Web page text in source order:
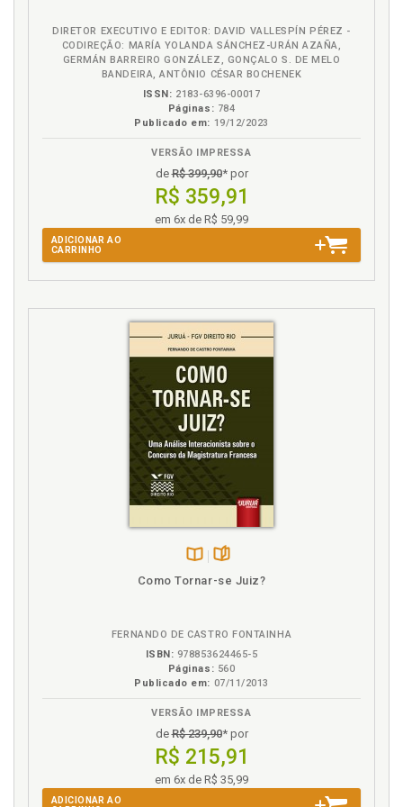
Direito da civil law: necessidade de estabelecimento
de premissas teóricas essenciais ao enfrentamento
da matéria no direito continental, p. 99
Direito da common law, p. 70
Dogmática. Perfil dogmático da colaboração
premiada, p. 19
Elementos corroborativos devem ser graves,
precisos e concordantes para corroborar as
declarações do corréu colaborador?, p. 152
Elementos corroborativos devem vincular
acessório?, p. 140
Espanha. Direito da civil law, p. 120
Estados Unidos. Direito da common law, p. 92
Evolução legislativa. Origem histórica da
colaboração premiada e evolução legislativa do
instituto no direito brasileiro, p. 20
França. Direito da civil law, p. 114
Histórico. Origem histórica da colaboração premiada
e evolução legislativa do instituto no direito
Inglaterra. Direito da common law, p. 70
Itália. Direito da civil law, p. 105
Juízo de corroboração como categoria vinculada ao
DIRETOR EXECUTIVO E EDITOR: DAVID VALLESPÍN PÉREZ -
CODIREÇÃO: MARÍA YOLANDA SÁNCHEZ-URÁN AZAÑA,
GERMÁN BARREIRO GONZÁLEZ, GONÇALO S. DE MELO
BANDEIRA, ANTÔNIO CÉSAR BOCHENEK
ISSN: 2183-6396-00017
Páginas: 784
Publicado em: 19/12/2023
VERSÃO IMPRESSA
deR$ 399,90* por
R$ 359,91
em 6x de R$ 59,99
ADICIONAR AO
CARRINHO
Como Tornar-se Juiz?
FERNANDO DE CASTRO FONTAINHA
ISBN: 978853624465-5
Páginas: 560
Publicado em: 07/11/2013
VERSÃO IMPRESSA
deR$ 239,90* por
R$ 215,91
em 6x de R$ 35,99
ADICIONAR AO